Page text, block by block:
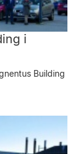
i
Building